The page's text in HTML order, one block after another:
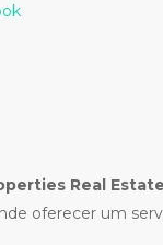
Real Estate
oferecer um